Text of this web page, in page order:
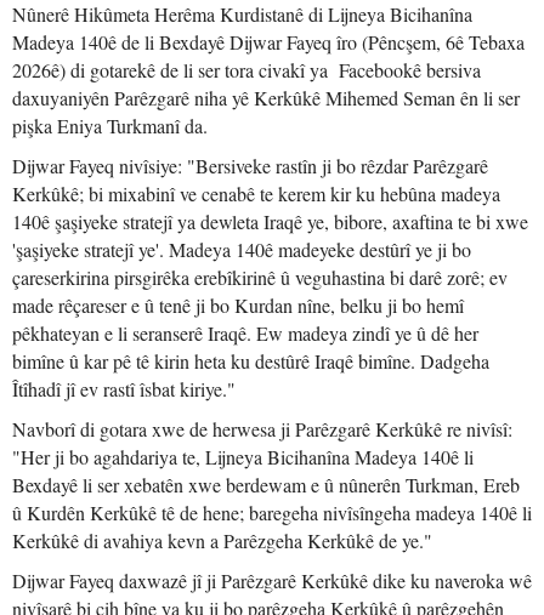
Nûnerê Hikûmeta Herêma Kurdistanê di Lijneya Bicihanîna
Madeya 140ê de li Bexdayê Dijwar Fayeq îro (Pêncşem, 6ê Tebaxa
2026ê) di gotarekê de li ser tora civakî ya Facebookê bersiva
daxuyaniyên Parêzgarê niha yê Kerkûkê Mihemed Seman ên li ser
pişka Eniya Turkmanî da.
Dijwar Fayeq nivîsiye: "Bersiveke rastîn ji bo rêzdar Parêzgarê
Kerkûkê; bi mixabinî ve cenabê te kerem kir ku hebûna madeya
140ê şaşiyeke stratejî ya dewleta Iraqê ye, bibore, axaftina te bi xwe
'şaşiyeke stratejî ye'. Madeya 140ê madeyeke destûrî ye ji bo
çareserkirina pirsgirêka erebîkirinê û veguhastina bi darê zorê; ev
made rêçareser e û tenê ji bo Kurdan nîne, belku ji bo hemî
pêkhateyan e li seranserê Iraqê. Ew madeya zindî ye û dê her
bimîne û kar pê tê kirin heta ku destûrê Iraqê bimîne. Dadgeha
Îtîhadî jî ev rastî îsbat kiriye."
Navborî di gotara xwe de herwesa ji Parêzgarê Kerkûkê re nivîsî:
"Her ji bo agahdariya te, Lijneya Bicihanîna Madeya 140ê li
Bexdayê li ser xebatên xwe berdewam e û nûnerên Turkman, Ereb
û Kurdên Kerkûkê tê de hene; baregeha nivîsîngeha madeya 140ê li
Kerkûkê di avahiya kevn a Parêzgeha Kerkûkê de ye."
Dijwar Fayeq daxwazê jî ji Parêzgarê Kerkûkê dike ku naveroka wê
nivîsarê bi cih bîne ya ku ji bo parêzgeha Kerkûkê û parêzgehên